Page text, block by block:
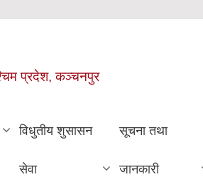
प्रदेश, कञ्चनपुर
विधुतीय शुसासन
सेवा
सूचना तथा
जानकारी